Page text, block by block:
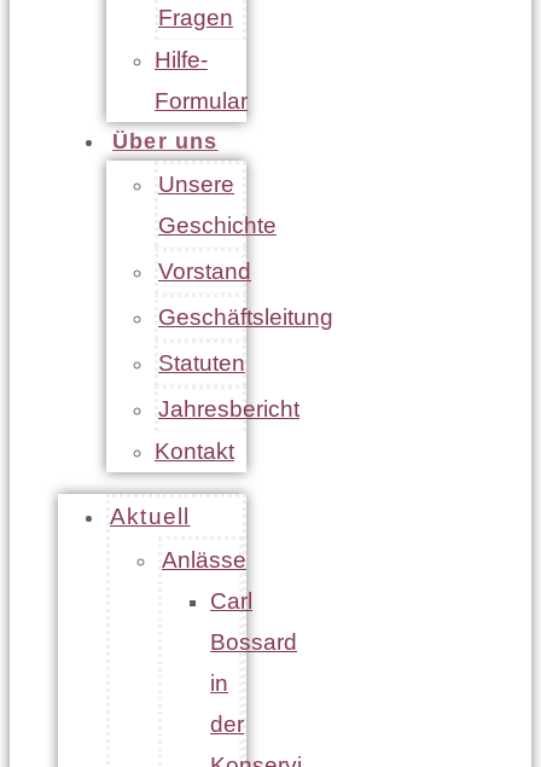
Fragen
Hilfe-
Formular
Über uns
Unsere
Geschichte
Vorstand
Geschäftsleitung
Statuten
Jahresbericht
Kontakt
Aktuell
Anlässe
Carl
Bossard
in
der